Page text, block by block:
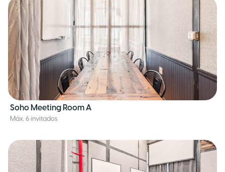
Soho Meeting Room A
Máx. 6 invitados